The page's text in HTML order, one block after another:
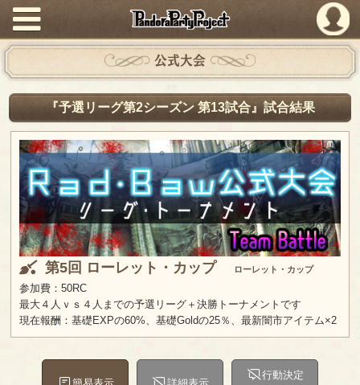
PandoraPartyProject
公式大会
『予選リーグ第2シーズン 第13試合』試合結果
第5回 ローレット・カップ ローレット・カップ
参加費：50RC
最大４人ｖｓ４人までの予選リーグ＋決勝トーナメントです
現在報酬：基礎EXPの60%、基礎Goldの25％、最新闇市アイテム×2
行動決定